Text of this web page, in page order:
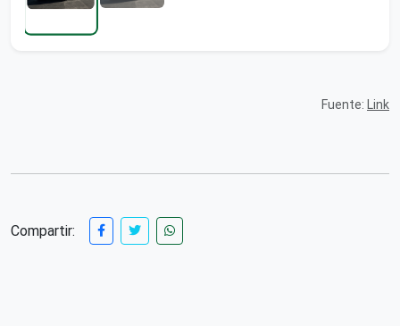
Fuente: Link
Compartir: